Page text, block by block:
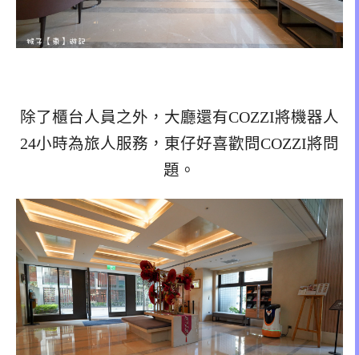
除了櫃台人員之外，大廳還有COZZI將機器人
24小時為旅人服務，東仔好喜歡問COZZI將問
題。